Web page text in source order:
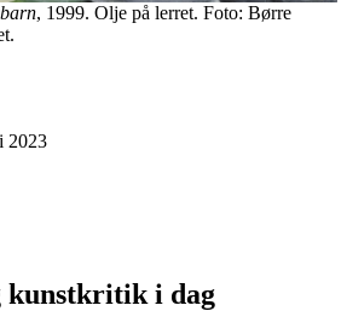
, 1999. Olje på lerret. Foto: Børre
2023
kunstkritik i dag